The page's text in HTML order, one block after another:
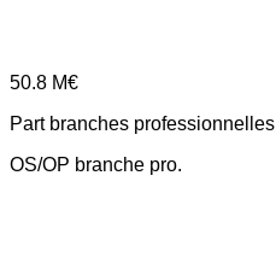
50.8 M€
Part branches professionnelles
OS/OP branche pro.